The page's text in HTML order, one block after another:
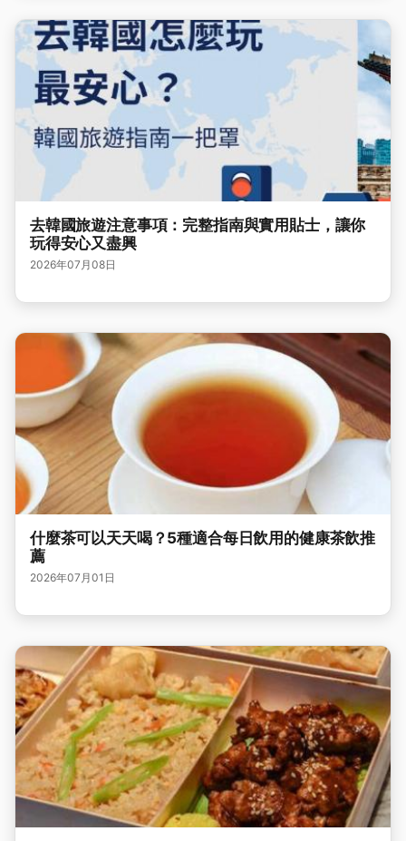
去韓國旅遊注意事項：完整指南與實用貼士，讓你
玩得安心又盡興
2026年07月08日
什麼茶可以天天喝？5種適合每日飲用的健康茶飲推
薦
2026年07月01日